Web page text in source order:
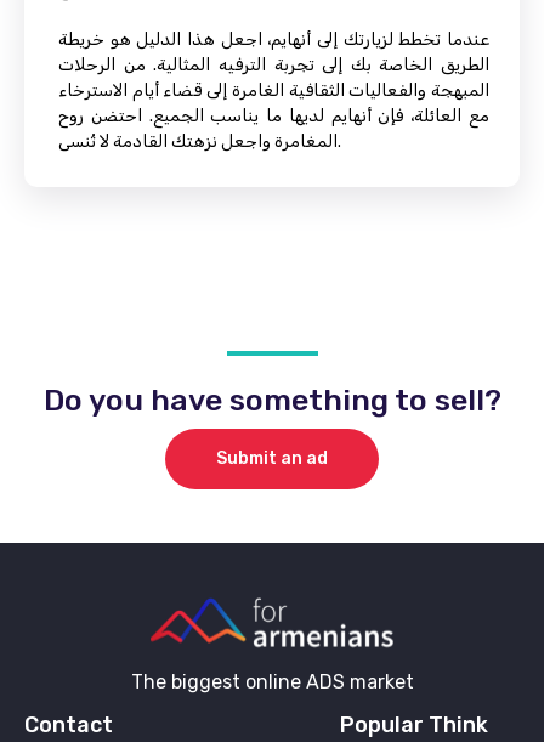
عندما تخطط لزيارتك إلى أنهايم، اجعل هذا الدليل هو خريطة
الطريق الخاصة بك إلى تجربة الترفيه المثالية. من الرحلات
المبهجة والفعاليات الثقافية الغامرة إلى قضاء أيام الاسترخاء
مع العائلة، فإن أنهايم لديها ما يناسب الجميع. احتضن روح
المغامرة واجعل نزهتك القادمة لا تُنسى.
Do you have something to sell?
Submit an ad
The biggest online ADS market
Contact Popular Think